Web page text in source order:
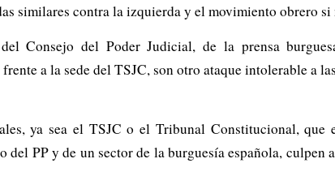
similares contra la izquierda y el movimiento obrero si
Consejo del Poder Judicial, de la prensa
a la sede del TSJC, son otro ataque intolerable a
ya sea el TSJC o el Tribunal Constitucional, que
PP y de un sector de la burguesía española,